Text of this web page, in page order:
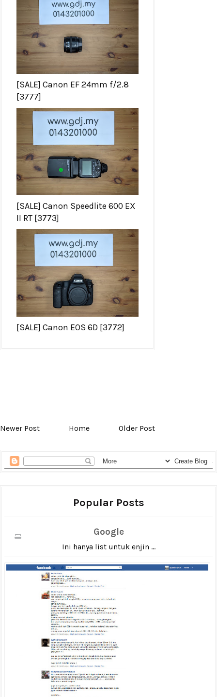
[SALE] Canon EF 24mm f/2.8
[3777]
[SALE] Canon Speedlite 600 EX
II RT [3773]
[SALE] Canon EOS 6D [3772]
Newer Post Home Older Post
Popular Posts
Google
Ini hanya list untuk enjin ...